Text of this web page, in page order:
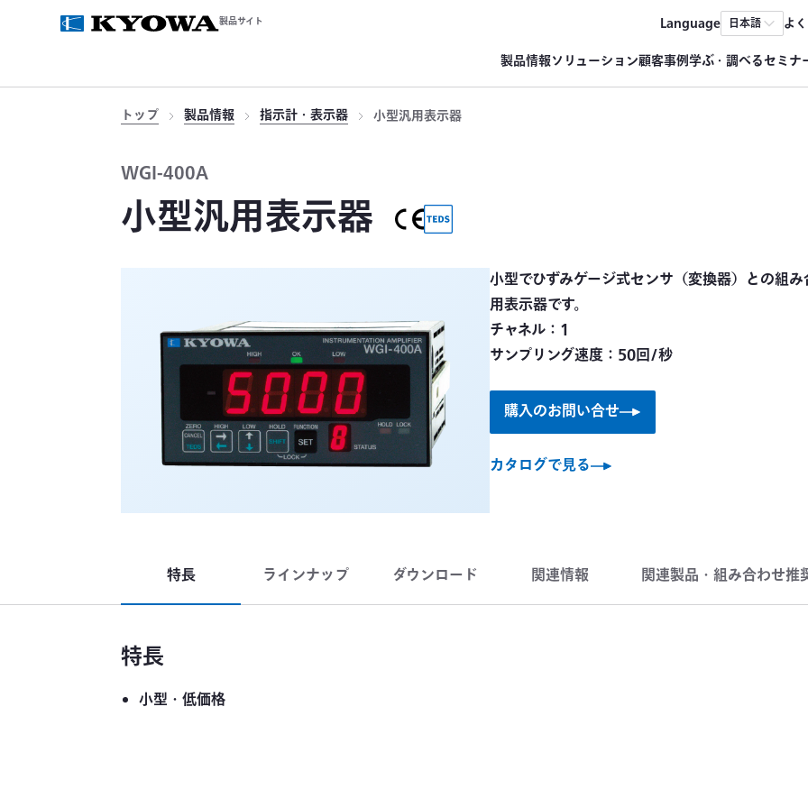
製品サイト Language 日本語 よ
製品情報ソリューション顧客事例学ぶ・調べるセミナ
トップ 製品情報 指示計・表示器 小型汎用表示器
WGI-400A
小型汎用表示器
小型でひずみゲージ式センサ（変換器）との組
用表示器です。
チャネル：1
サンプリング速度：50回/秒
購入のお問い合せ
カタログで見る
特長 ラインナップ ダウンロード 関連情報 関連製品・組み合わせ推
特長
小型・低価格